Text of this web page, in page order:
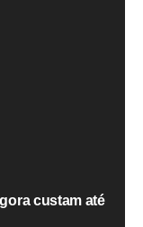
custam até